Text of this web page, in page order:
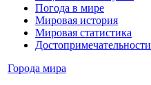
Погода в мире
Мировая история
Мировая статистика
Достопримечательности
Города мира